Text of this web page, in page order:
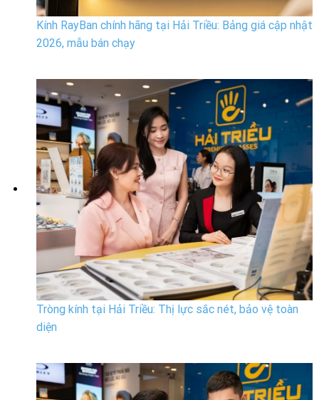
Kính RayBan chính hãng tại Hải Triều: Bảng giá cập nhật
2026, mẫu bán chạy
Tròng kính tại Hải Triều: Thị lực sắc nét, bảo vệ toàn
diện